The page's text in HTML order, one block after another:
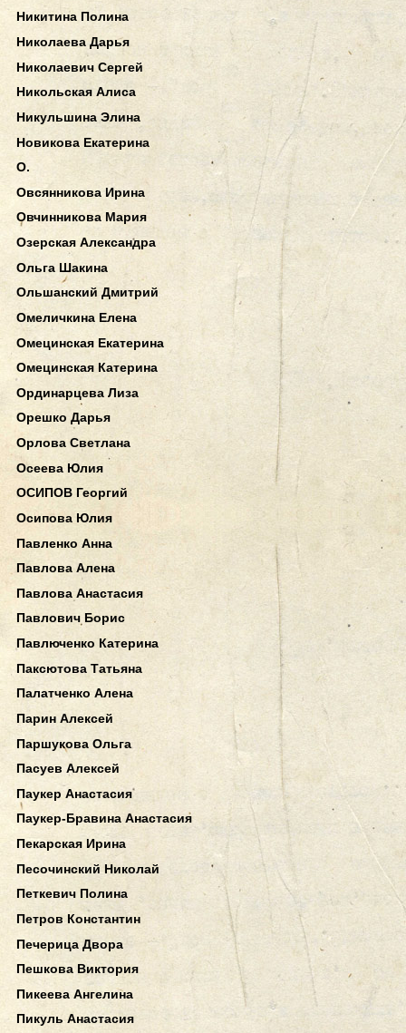
Никитина Полина
Николаева Дарья
Николаевич Сергей
Никольская Алиса
Никульшина Элина
Новикова Екатерина
О.
Овсянникова Ирина
Овчинникова Мария
Озерская Александра
Ольга Шакина
Ольшанский Дмитрий
Омеличкина Елена
Омецинская Екатерина
Омецинская Катерина
Ординарцева Лиза
Орешко Дарья
Орлова Светлана
Осеева Юлия
ОСИПОВ Георгий
Осипова Юлия
Павленко Анна
Павлова Алена
Павлова Анастасия
Павлович Борис
Павлюченко Катерина
Паксютова Татьяна
Палатченко Алена
Парин Алексей
Паршукова Ольга
Пасуев Алексей
Паукер Анастасия
Паукер-Бравина Анастасия
Пекарская Ирина
Песочинский Николай
Петкевич Полина
Петров Константин
Печерица Двора
Пешкова Виктория
Пикеева Ангелина
Пикуль Анастасия